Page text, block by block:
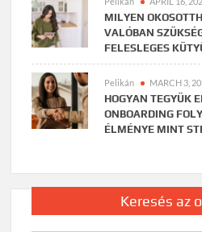
MILYEN
VALÓBAN
FELESLEGES
Pelikán MARCH 3,
HOGYAN TEGYÜK
ONBOARDING
ÉLMÉNYE MINT
Keresés az